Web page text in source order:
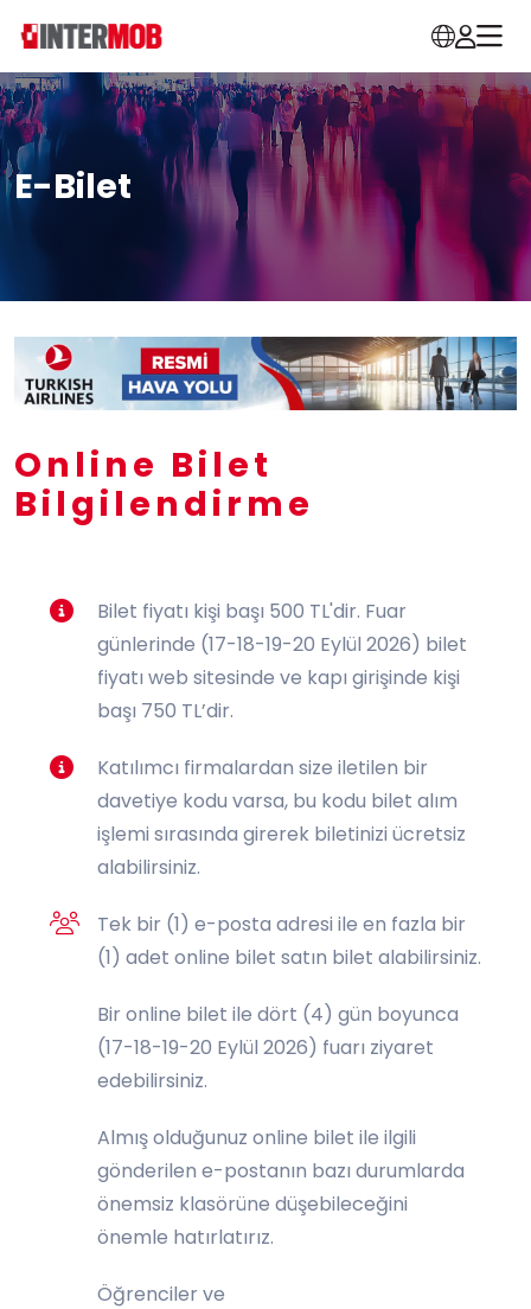
E-Bilet
Online Bilet
Bilgilendirme
Bilet fiyatı kişi başı 500 TL'dir. Fuar
günlerinde (17-18-19-20 Eylül 2026) bilet
fiyatı web sitesinde ve kapı girişinde kişi
başı 750 TL’dir.
Katılımcı firmalardan size iletilen bir
davetiye kodu varsa, bu kodu bilet alım
işlemi sırasında girerek biletinizi ücretsiz
alabilirsiniz.
Tek bir (1) e-posta adresi ile en fazla bir
(1) adet online bilet satın bilet alabilirsiniz.
Bir online bilet ile dört (4) gün boyunca
(17-18-19-20 Eylül 2026) fuarı ziyaret
edebilirsiniz.
Almış olduğunuz online bilet ile ilgili
gönderilen e-postanın bazı durumlarda
önemsiz klasörüne düşebileceğini
önemle hatırlatırız.
Öğrenciler ve